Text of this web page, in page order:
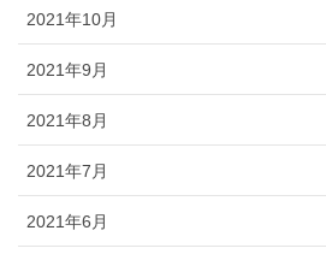
2021年10月
2021年9月
2021年8月
2021年7月
2021年6月